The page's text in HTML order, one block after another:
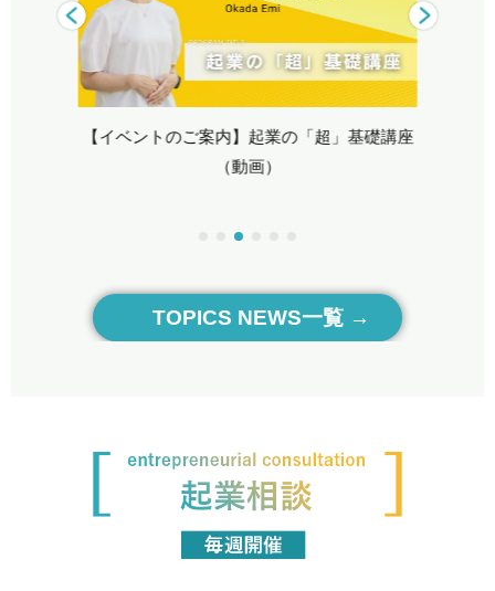
【イベントのご案内】起業の「超」基礎講座
（動画）
TOPICS NEWS一覧